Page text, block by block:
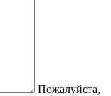
Пожалуйста,